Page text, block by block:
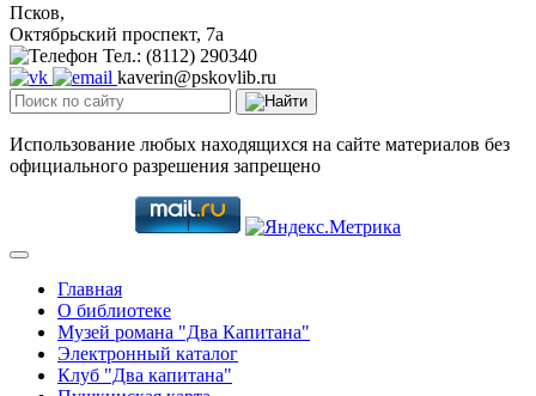
Псков,
Октябрьский проспект, 7a
Тел.: (8112) 290340
kaverin@pskovlib.ru
Использование любых находящихся на сайте материалов без
официального разрешения запрещено
Главная
О библиотеке
Музей романа "Два Капитана"
Электронный каталог
Клуб "Два капитана"